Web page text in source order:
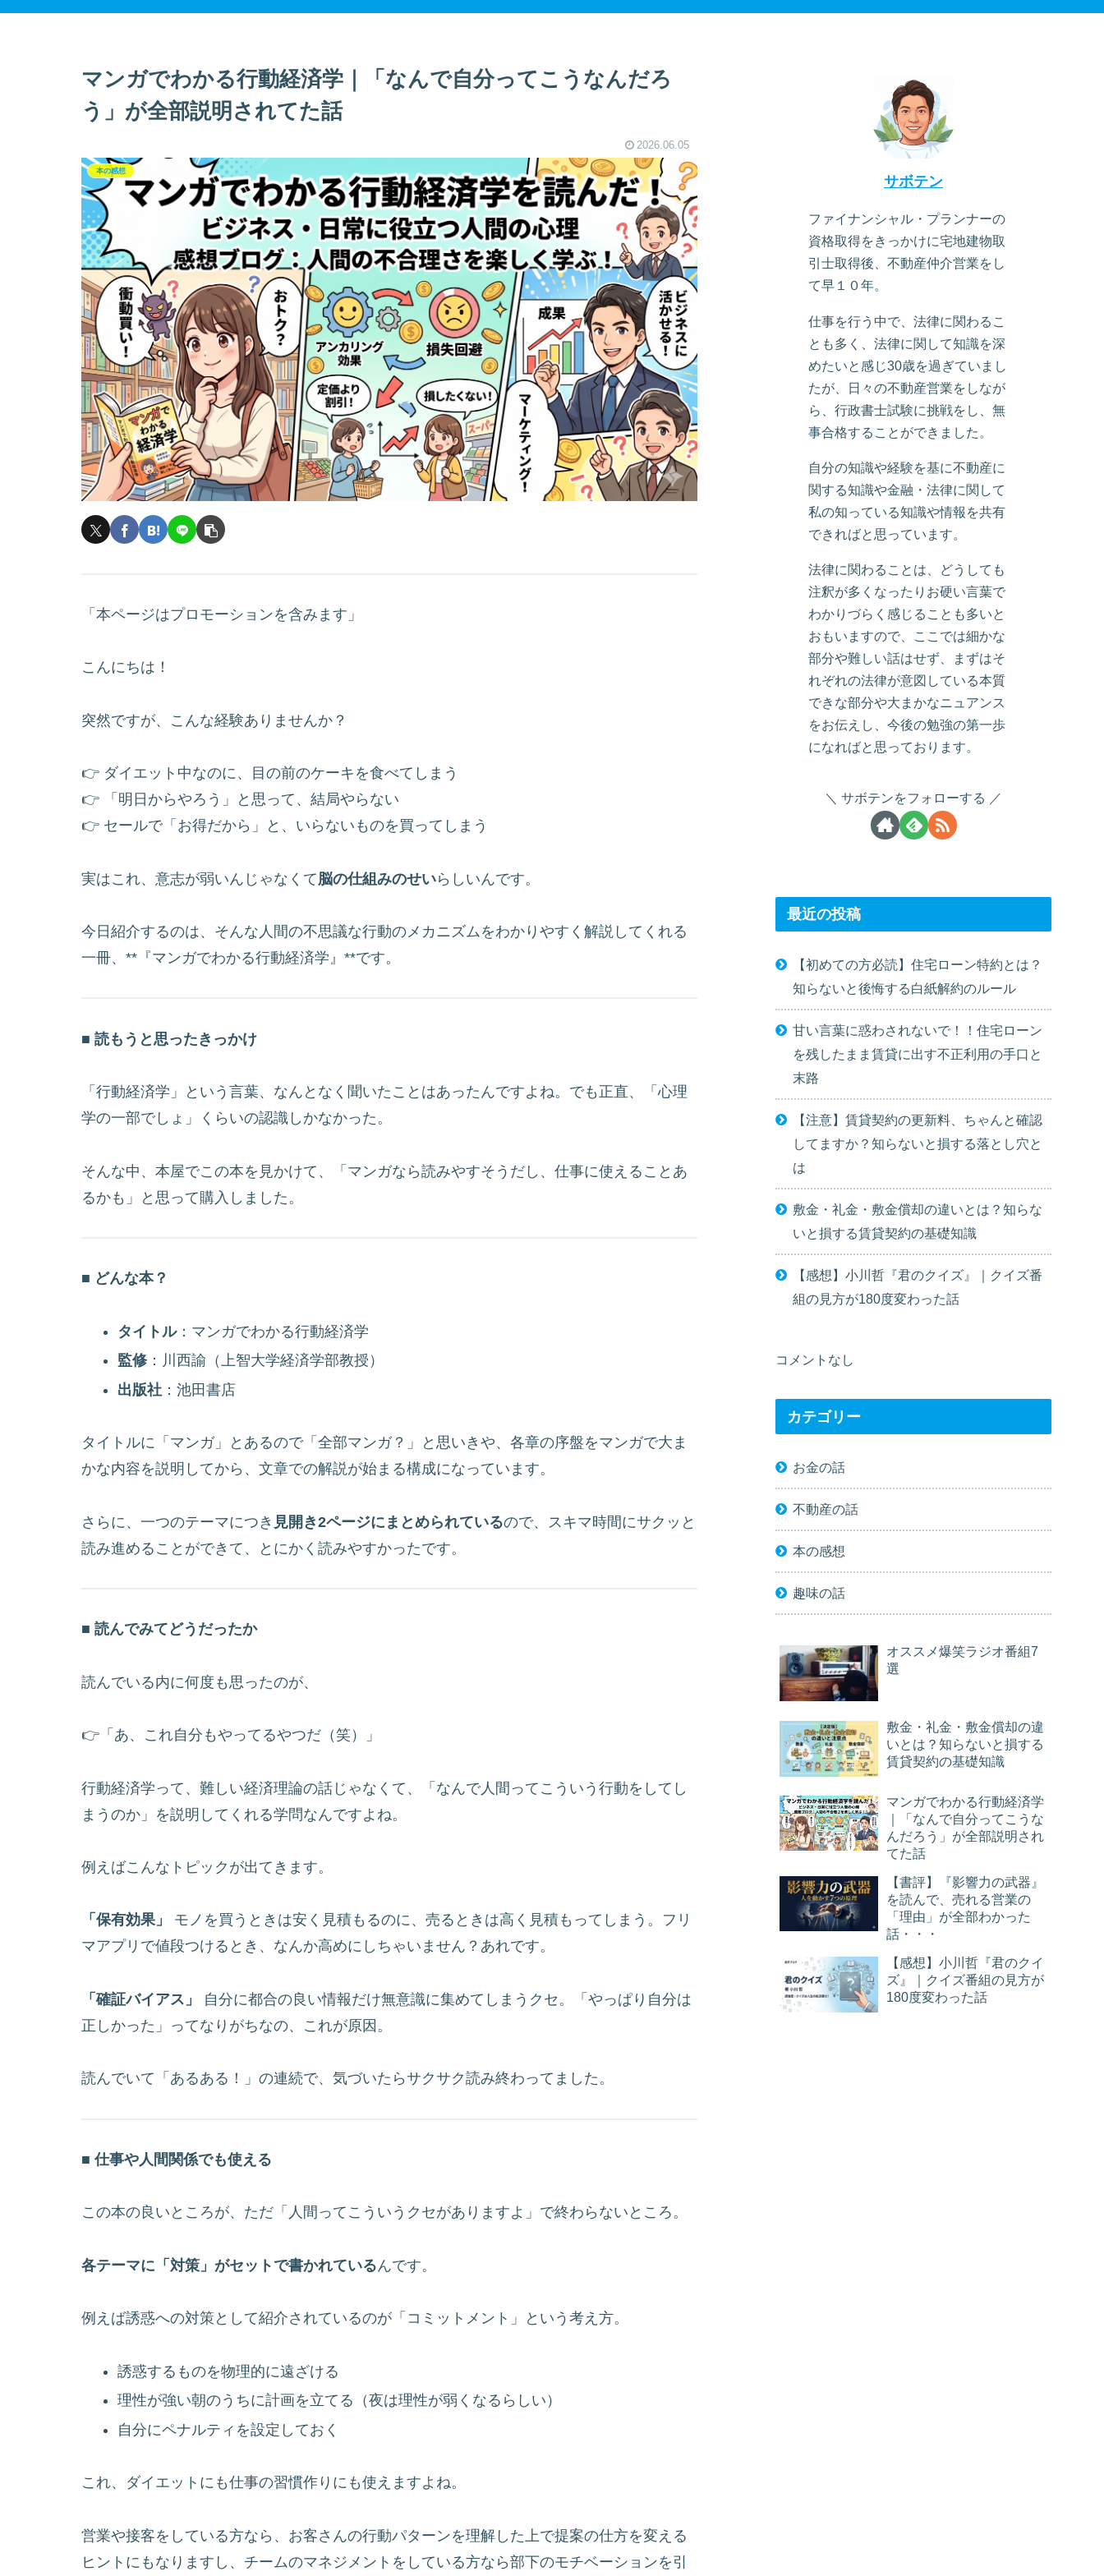
マンガでわかる行動経済学｜「なんで自分ってこうなんだろ
う」が全部説明されてた話
2026.06.05
本の感想
「本ページはプロモーションを含みます」
こんにちは！
突然ですが、こんな経験ありませんか？
👉 ダイエット中なのに、目の前のケーキを食べてしまう
👉 「明日からやろう」と思って、結局やらない
👉 セールで「お得だから」と、いらないものを買ってしまう
実はこれ、意志が弱いんじゃなくて 脳の仕組みのせいらしいんです。
今日紹介するのは、そんな人間の不思議な行動のメカニズムをわかりやすく解説してくれる
一冊、**『マンガでわかる行動経済学』**です。
■ 読もうと思ったきっかけ
「行動経済学」という言葉、なんとなく聞いたことはあったんですよね。でも正直、「心理
学の一部でしょ」くらいの認識しかなかった。
そんな中、本屋でこの本を見かけて、「マンガなら読みやすそうだし、仕事に使えることあ
るかも」と思って購入しました。
■ どんな本？
タイトル：マンガでわかる行動経済学
監修：川西諭（上智大学経済学部教授）
出版社：池田書店
タイトルに「マンガ」とあるので「全部マンガ？」と思いきや、各章の序盤をマンガで大ま
かな内容を説明してから、文章での解説が始まる構成になっています。
さらに、一つのテーマにつき 見開き2ページにまとめられているので、スキマ時間にサクッと
読み進めることができて、とにかく読みやすかったです。
■ 読んでみてどうだったか
読んでいる内に何度も思ったのが、
👉「あ、これ自分もやってるやつだ（笑）」
行動経済学って、難しい経済理論の話じゃなくて、「なんで人間ってこういう行動をしてし
まうのか」を説明してくれる学問なんですよね。
例えばこんなトピックが出てきます。
「保有効果」
モノを買うときは安く見積もるのに、売るときは高く見積もってしまう。フリ
マアプリで値段つけるとき、なんか高めにしちゃいません？あれです。
「確証バイアス」
自分に都合の良い情報だけ無意識に集めてしまうクセ。「やっぱり自分は
正しかった」ってなりがちなの、これが原因。
読んでいて「あるある！」の連続で、気づいたらサクサク読み終わってました。
■ 仕事や人間関係でも使える
この本の良いところが、ただ「人間ってこういうクセがありますよ」で終わらないところ。
各テーマに「対策」がセットで書かれているんです。
例えば誘惑への対策として紹介されているのが「コミットメント」という考え方。
誘惑するものを物理的に遠ざける
理性が強い朝のうちに計画を立てる（夜は理性が弱くなるらしい）
自分にペナルティを設定しておく
これ、ダイエットにも仕事の習慣作りにも使えますよね。
営業や接客をしている方なら、お客さんの行動パターンを理解した上で提案の仕方を変える
ヒントにもなりますし、チームのマネジメントをしている方なら部下のモチベーションを引
サボテン
ファイナンシャル・プランナーの
資格取得をきっかけに宅地建物取
引士取得後、不動産仲介営業をし
て早１０年。
仕事を行う中で、法律に関わるこ
とも多く、法律に関して知識を深
めたいと感じ30歳を過ぎていまし
たが、日々の不動産営業をしなが
ら、行政書士試験に挑戦をし、無
事合格することができました。
自分の知識や経験を基に不動産に
関する知識や金融・法律に関して
私の知っている知識や情報を共有
できればと思っています。
法律に関わることは、どうしても
注釈が多くなったりお硬い言葉で
わかりづらく感じることも多いと
おもいますので、ここでは細かな
部分や難しい話はせず、まずはそ
れぞれの法律が意図している本質
できな部分や大まかなニュアンス
をお伝えし、今後の勉強の第一歩
になればと思っております。
サボテンをフォローする
最近の投稿
【初めての方必読】住宅ローン特約とは？
知らないと後悔する白紙解約のルール
甘い言葉に惑わされないで！！住宅ローン
を残したまま賃貸に出す不正利用の手口と
末路
【注意】賃貸契約の更新料、ちゃんと確認
してますか？知らないと損する落とし穴と
は
敷金・礼金・敷金償却の違いとは？知らな
いと損する賃貸契約の基礎知識
【感想】小川哲『君のクイズ』｜クイズ番
組の見方が180度変わった話
コメントなし
カテゴリー
お金の話
不動産の話
本の感想
趣味の話
オススメ爆笑ラジオ番組7
選
敷金・礼金・敷金償却の違
いとは？知らないと損する
賃貸契約の基礎知識
マンガでわかる行動経済学
｜「なんで自分ってこうな
んだろう」が全部説明され
てた話
【書評】『影響力の武器』
を読んで、売れる営業の
「理由」が全部わかった
話・・・
【感想】小川哲『君のクイ
ズ』｜クイズ番組の見方が
180度変わった話